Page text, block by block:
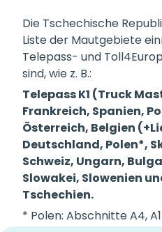
Die Tschechische
Liste der Mautgebiete
Telepass- und
sind, wie z. B.:
Telepass K1 (Truck
Frankreich, Spanien,
Österreich, Belgien
Deutschland, Polen*,
Schweiz, Ungarn,
Slowakei, Slowenien
Tschechien.
* Polen: Abschnitte A4,